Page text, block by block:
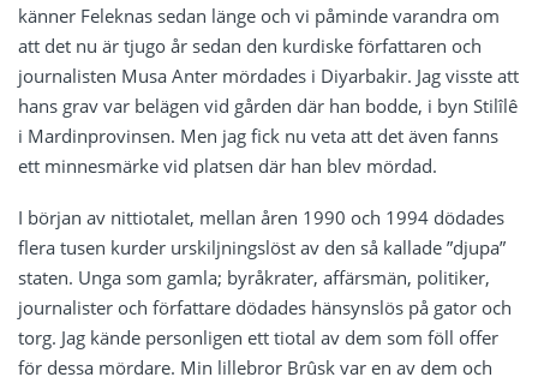
känner Feleknas sedan länge och vi påminde varandra om
att det nu är tjugo år sedan den kurdiske författaren och
journalisten Musa Anter mördades i Diyarbakir. Jag visste att
hans grav var belägen vid gården där han bodde, i byn Stilîlê
i Mardinprovinsen. Men jag fick nu veta att det även fanns
ett minnesmärke vid platsen där han blev mördad.
I början av nittiotalet, mellan åren 1990 och 1994 dödades
flera tusen kurder urskiljningslöst av den så kallade ”djupa”
staten. Unga som gamla; byråkrater, affärsmän, politiker,
journalister och författare dödades hänsynslös på gator och
torg. Jag kände personligen ett tiotal av dem som föll offer
för dessa mördare. Min lillebror Brûsk var en av dem och